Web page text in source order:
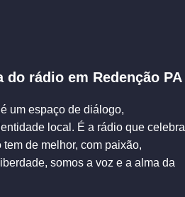
do rádio em Redenção PA
um espaço de diálogo,
local. É a rádio que celebra
de melhor, com paixão,
somos a voz e a alma da